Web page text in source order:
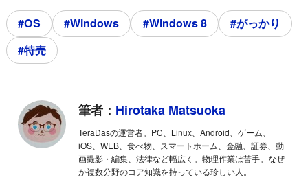
#OS #Windows #Windows 8
#がっかり
#特売
筆者： Hirotaka Matsuoka
TeraDasの運営者。PC、Linux、Android、ゲーム、
iOS、WEB、食べ物、スマートホーム、金融、証券、動
画撮影・編集、法律など幅広く。物理作業は苦手。なぜ
か複数分野のコア知識を持っている珍しい人。